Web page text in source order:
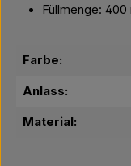
Füllmenge: 400
Farbe:
Anlass:
Material: